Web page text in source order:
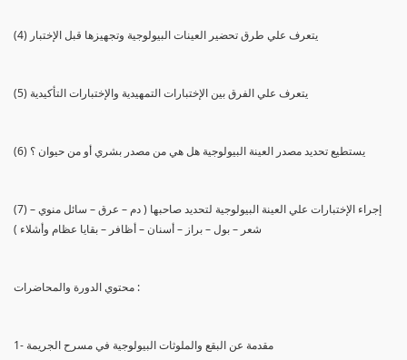
(4) يتعرف علي طرق تحضير العينات البيولوجية وتجهيزها قبل الإختبار
(5) يتعرف علي الفرق بين الإختبارات التمهيدية والإختبارات التأكيدية
(6) يستطيع تحديد مصدر العينة البيولوجية هل هي من مصدر بشري أو من حيوان ؟
(7) إجراء الإختبارات علي العينة البيولوجية لتحديد صاحبها ( دم – عرق – سائل منوي –
شعر – بول – براز – أسنان – أظافر – بقايا عظام وأشلاء )
محتوي الدورة والمحاضرات :
1- مقدمة عن البقع والملوثات البيولوجية في مسرح الجريمة